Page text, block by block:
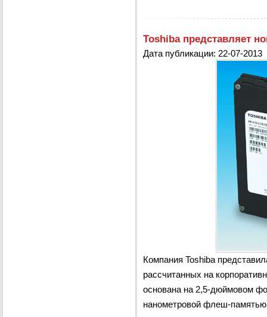
Toshiba представляет
Дата публикации: 22-07-2013
Компания Toshiba
рассчитанных на
основана на 2,5-дюймовом
нанометровой флеш-